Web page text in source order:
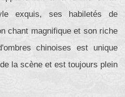
exquis, ses habiletés de
chant magnifique et son riche
chinoises est unique
la scène et est toujours plein